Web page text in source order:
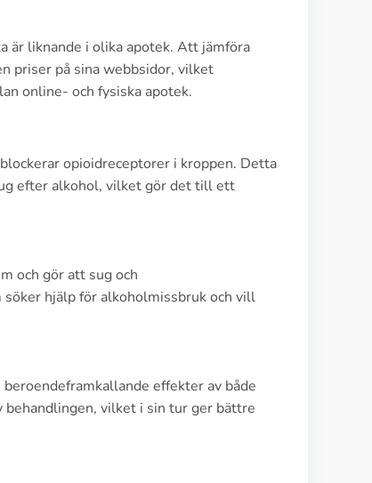
är liknande i olika apotek. Att jämföra
priser på sina webbsidor, vilket
online- och fysiska apotek.
opioidreceptorer i kroppen. Detta
efter alkohol, vilket gör det till ett
och gör att sug och
hjälp för alkoholmissbruk och vill
effekter av både
behandlingen, vilket i sin tur ger bättre